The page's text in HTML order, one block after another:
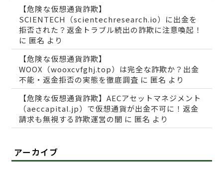
【危険な仮想通貨詐欺】
SCIENTECH（scientechresearch.io）に出金を
拒否された？返金トラブル続出の詐欺に注意喚起！
に 匿名 より
【危険な仮想通貨詐欺】
WOOX（wooxcvfghj.top）は完全な詐欺か？出金
不能・返金拒否の実態を徹底調査 に 匿名 より
【危険な仮想通貨詐欺】AECアセットマネジメント
（aeccapital.jp）で仮想通貨が出金不可に！返金
請求も無視する詐欺運営の闇 に 匿名 より
アーカイブ